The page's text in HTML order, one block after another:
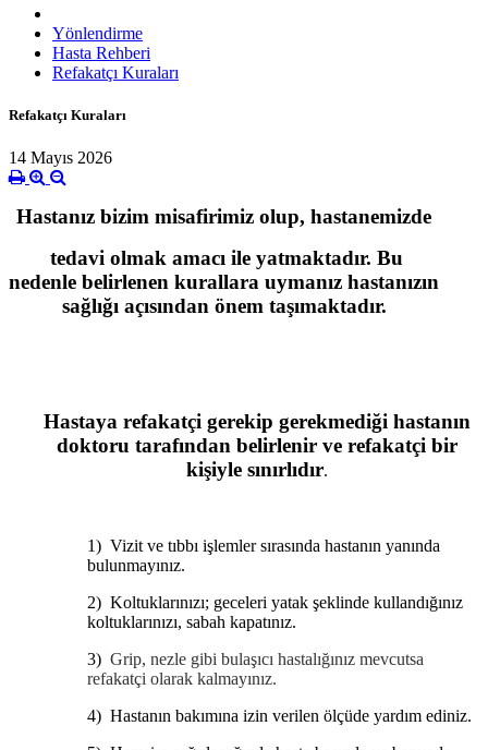
Yönlendirme
Hasta Rehberi
Refakatçı Kuraları
Refakatçı Kuraları
14 Mayıs 2026
Hastanız bizim misafirimiz olup, hastanemizde
tedavi olmak amacı ile yatmaktadır. Bu
nedenle belirlenen kurallara uymanız hastanızın
sağlığı açısından önem taşımaktadır.
Hastaya refakatçi gerekip gerekmediği hastanın
doktoru tarafından belirlenir ve refakatçi bir
kişiyle sınırlıdır.
1) Vizit ve tıbbı işlemler sırasında hastanın yanında
bulunmayınız.
2) Koltuklarınızı; geceleri yatak şeklinde kullandığınız
koltuklarınızı, sabah kapatınız.
3) Grip, nezle gibi bulaşıcı hastalığınız mevcutsa
refakatçi olarak kalmayınız.
4) Hastanın bakımına izin verilen ölçüde yardım ediniz.